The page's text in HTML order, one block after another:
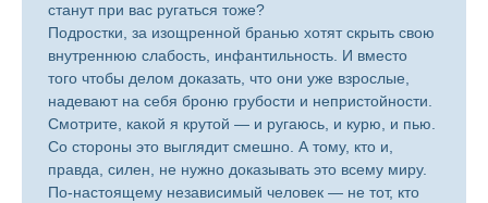
станут при вас ругаться тоже?
Подростки, за изощренной бранью хотят скрыть свою
внутреннюю слабость, инфантильность. И вместо
того чтобы делом доказать, что они уже взрослые,
надевают на себя броню грубости и непристойности.
Смотрите, какой я крутой — и ругаюсь, и курю, и пью.
Со стороны это выглядит смешно. А тому, кто и,
правда, силен, не нужно доказывать это всему миру.
По-настоящему независимый человек — не тот, кто